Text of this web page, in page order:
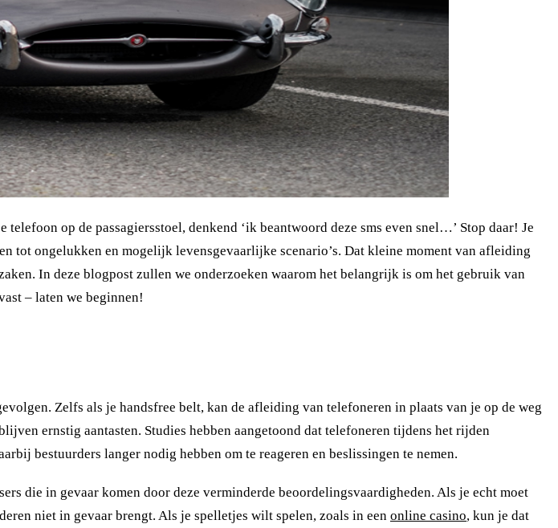
op de passagiersstoel, denkend ‘ik beantwoord deze sms even snel…’ Stop daar! Je
ongelukken en mogelijk levensgevaarlijke scenario’s. Dat kleine moment van afleiding
In deze blogpost zullen we onderzoeken waarom het belangrijk is om het gebruik van
– laten we beginnen!
Zelfs als je handsfree belt, kan de afleiding van telefoneren in plaats van je op de weg
ernstig aantasten. Studies hebben aangetoond dat telefoneren tijdens het rijden
bestuurders langer nodig hebben om te reageren en beslissingen te nemen.
die in gevaar komen door deze verminderde beoordelingsvaardigheden. Als je echt moet
niet in gevaar brengt. Als je spelletjes wilt spelen, zoals in een online casino, kun je dat